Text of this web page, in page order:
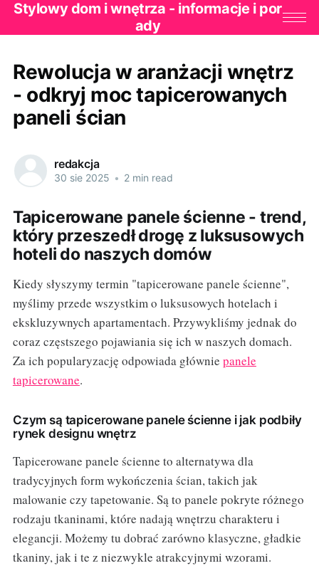
Stylowy dom i wnętrza - informacje i por
ady
Rewolucja w aranżacji wnętrz
- odkryj moc tapicerowanych
paneli ścian
redakcja
30 sie 2025 • 2 min read
Tapicerowane panele ścienne - trend,
który przeszedł drogę z luksusowych
hoteli do naszych domów
Kiedy słyszymy termin "tapicerowane panele ścienne",
myślimy przede wszystkim o luksusowych hotelach i
ekskluzywnych apartamentach. Przywykliśmy jednak do
coraz częstszego pojawiania się ich w naszych domach.
Za ich popularyzację odpowiada głównie panele
tapicerowane.
Czym są tapicerowane panele ścienne i jak podbiły
rynek designu wnętrz
Tapicerowane panele ścienne to alternatywa dla
tradycyjnych form wykończenia ścian, takich jak
malowanie czy tapetowanie. Są to panele pokryte różnego
rodzaju tkaninami, które nadają wnętrzu charakteru i
elegancji. Możemy tu dobrać zarówno klasyczne, gładkie
tkaniny, jak i te z niezwykle atrakcyjnymi wzorami.